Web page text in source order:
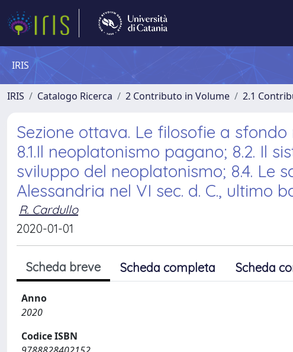
IRIS
IRIS Catalogo Ricerca 2 Contributo in Volume 2.1
Sezione ottava. Le filosofie a
8.1.Il neoplatonismo pagano; 8.2. Il
sviluppo del neoplatonismo; 8.4. Le
Alessandria nel VI sec. d. C., ultimo
R. Cardullo
2020-01-01
Scheda breve Scheda completa Scheda
Anno
2020
Codice ISBN